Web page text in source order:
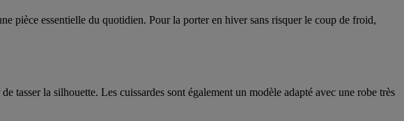
pièce essentielle du quotidien. Pour la porter en hiver sans risquer le coup de froid,
tasser la silhouette. Les cuissardes sont également un modèle adapté avec une robe très